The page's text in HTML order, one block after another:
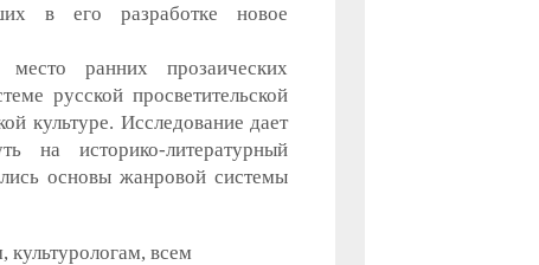
в его разработке новое
ранних прозаических
русской просветительской
культуре. Исследование дает
на историко-литературный
основы жанровой системы
культурологам, всем